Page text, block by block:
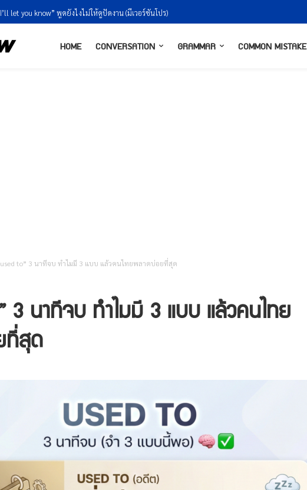
finished” vs “I’m done” ใช้ต่างกันยังไงให้ธรรมชาติ
HOME CONVERSATION GRAMMAR COMMON MISTAKE
to” 3 นาทีจบ ทำไมมี 3 แบบ แล้วคนไทยพลาดบ่อยที่สุด
3 นาทีจบ ทำไมมี 3 แบบ แล้วคนไทย
สุด